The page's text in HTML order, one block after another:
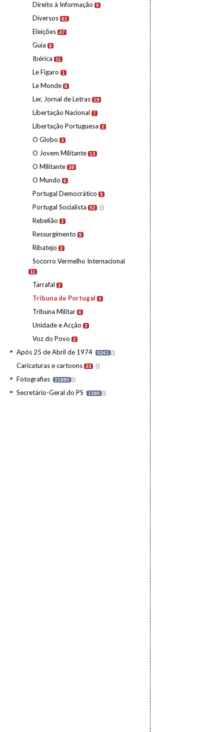
Direito à Informação 5
Diversos 61
Eleições 47
Guia 8
Ibérica 11
Le Figaro 1
Le Monde 8
Ler, Jornal de Letras 19
Libertação Nacional 7
Libertação Portuguesa 2
O Globo 3
O Jovem Militante 13
O Militante 39
O Mundo 6
Portugal Democrático 5
Portugal Socialista 52 I
Rebelião 2
Ressurgimento 5
Ribatejo 2
Socorro Vermelho Internacional
11
Tarrafal 2
Tribuna de Portugal 3
Tribuna Militar 6
Unidade e Acção 3
Voz do Povo 2
Após 25 de Abril de 1974 5261 I
Caricaturas e cartoons 33 I
Fotografias 21885 I
Secretário-Geral do PS 1380 I